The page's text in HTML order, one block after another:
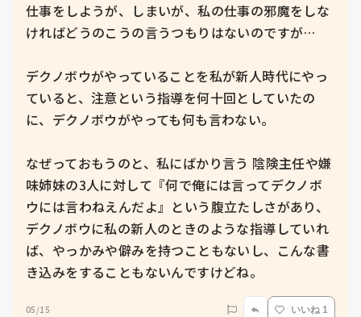
仕事をしようが、しまいが、私の仕事の邪魔をしな
ければどうのこうの言うつもりはないのですが…
デクノボウがやっていることを私が新人時代にやっ
ていると、注意という指導を何十回としていたの
に、デクノボウがやっても何も言わない。
なぜっておもうのと、私にばかり言う 陰険主任や嫌
味姉妹の3人に対して『何で俺には言ってデクノボ
ウには言わねえんだよ』という腹立たしさがあり、
デクノボウに私の新人のときのような指導していれ
ば、やっかみや僻みを持つこともないし、こんな書
き込みをすることもないんですけどね。
05/15 いいね 1